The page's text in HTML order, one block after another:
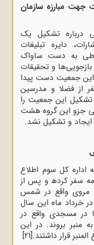
مبارزه سازمان
اطلاعاتی درباره تشکیل یک
دایره تبلیغات
به دست ساواک
و تحقیقات
این جمعیت دست پیدا
از فضلا و مدرسین
تشکیل این جمعیت را
جزو این گروه هشت
ایجاد و تشکیل نشد.
در فروردین 1345، به اداره کل سوم اطلاع
سفر کرده‍ و پس از
مروی واقع در شمس
در خرداد ماه این سال
در مسجدی واقع در
منبر بروند. در این
قرار داشتند.[21]